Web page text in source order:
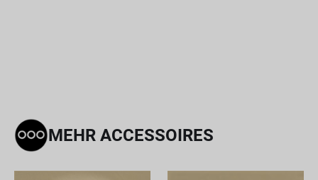
MEHR ACCESSOIRES